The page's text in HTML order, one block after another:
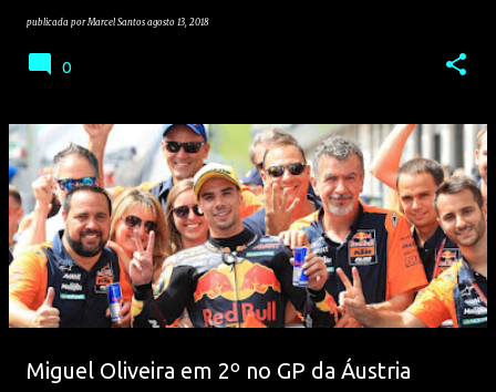
publicada porMarcel Santos agosto 13, 2018
0
Miguel Oliveira em 2º no GP da Áustria